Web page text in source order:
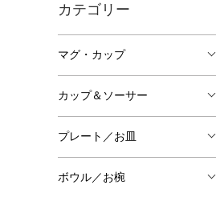
カテゴリー
マグ・カップ
カップ＆ソーサー
プレート／お皿
ボウル／お椀